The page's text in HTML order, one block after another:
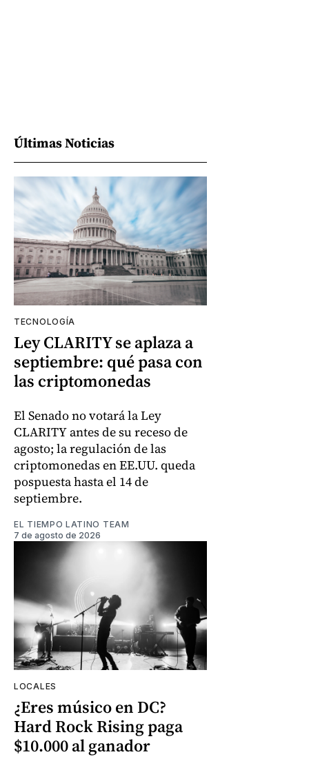
Últimas Noticias
TECNOLOGÍA
Ley CLARITY se aplaza a
septiembre: qué pasa con
las criptomonedas
El Senado no votará la Ley
CLARITY antes de su receso de
agosto; la regulación de las
criptomonedas en EE.UU. queda
pospuesta hasta el 14 de
septiembre.
EL TIEMPO LATINO TEAM
7 de agosto de 2026
LOCALES
¿Eres músico en DC?
Hard Rock Rising paga
$10.000 al ganador